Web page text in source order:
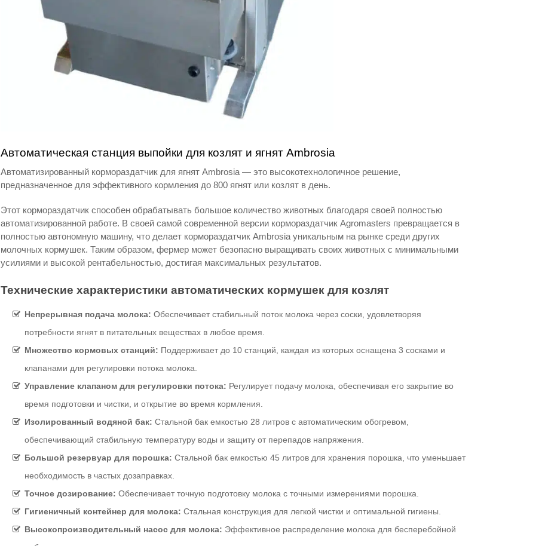
Автоматическая станция выпойки для козлят и ягнят Ambrosia
Автоматизированный кормораздатчик для ягнят Ambrosia — это высокотехнологичное решение,
предназначенное для эффективного кормления до 800 ягнят или козлят в день.
Этот кормораздатчик способен обрабатывать большое количество животных благодаря своей полностью
автоматизированной работе. В своей самой современной версии кормораздатчик Agromasters превращается в
полностью автономную машину, что делает кормораздатчик Ambrosia уникальным на рынке среди других
молочных кормушек. Таким образом, фермер может безопасно выращивать своих животных с минимальными
усилиями и высокой рентабельностью, достигая максимальных результатов.
Технические характеристики автоматических кормушек для козлят
Непрерывная подача молока: Обеспечивает стабильный поток молока через соски, удовлетворяя
потребности ягнят в питательных веществах в любое время.
Множество кормовых станций: Поддерживает до 10 станций, каждая из которых оснащена 3 сосками и
клапанами для регулировки потока молока.
Управление клапаном для регулировки потока: Регулирует подачу молока, обеспечивая его закрытие во
время подготовки и чистки, и открытие во время кормления.
Изолированный водяной бак: Стальной бак емкостью 28 литров с автоматическим обогревом,
обеспечивающий стабильную температуру воды и защиту от перепадов напряжения.
Большой резервуар для порошка: Стальной бак емкостью 45 литров для хранения порошка, что уменьшает
необходимость в частых дозаправках.
Точное дозирование: Обеспечивает точную подготовку молока с точными измерениями порошка.
Гигиеничный контейнер для молока: Стальная конструкция для легкой чистки и оптимальной гигиены.
Высокопроизводительный насос для молока: Эффективное распределение молока для бесперебойной